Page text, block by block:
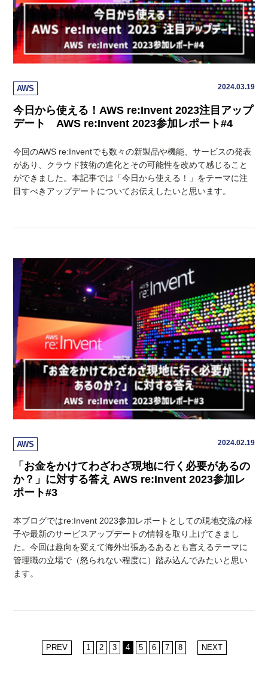
AWS 2024.03.19
今日から使える！AWS re:Invent 2023注目アップ
デート AWS re:Invent 2023参加レポート#4
今回のAWS re:Inventでも数々の新製品や機能、サービスの発表
があり、クラウド技術の進化とその可能性を改めて感じること
ができました。本記事では「今日から使える！」をテーマに注
目すべきアップデートについてお伝えしたいと思います。
AWS 2024.02.19
「お金をかけてわざわざ現地に行く必要があるの
か？」に対する答え AWS re:Invent 2023参加レ
ポート#3
本ブログではre:Invent 2023参加レポートとしての現地交流の様
子や最新のサービスアップデートの情報を取り上げてきまし
た。今回は趣向を変えて海外出張あるあるとも言えるテーマに
管理職の立場で（怒られない程度に）踏み込んでみたいと思い
ます。
PREV 1 2 3 4 5 6 7 8 NEXT